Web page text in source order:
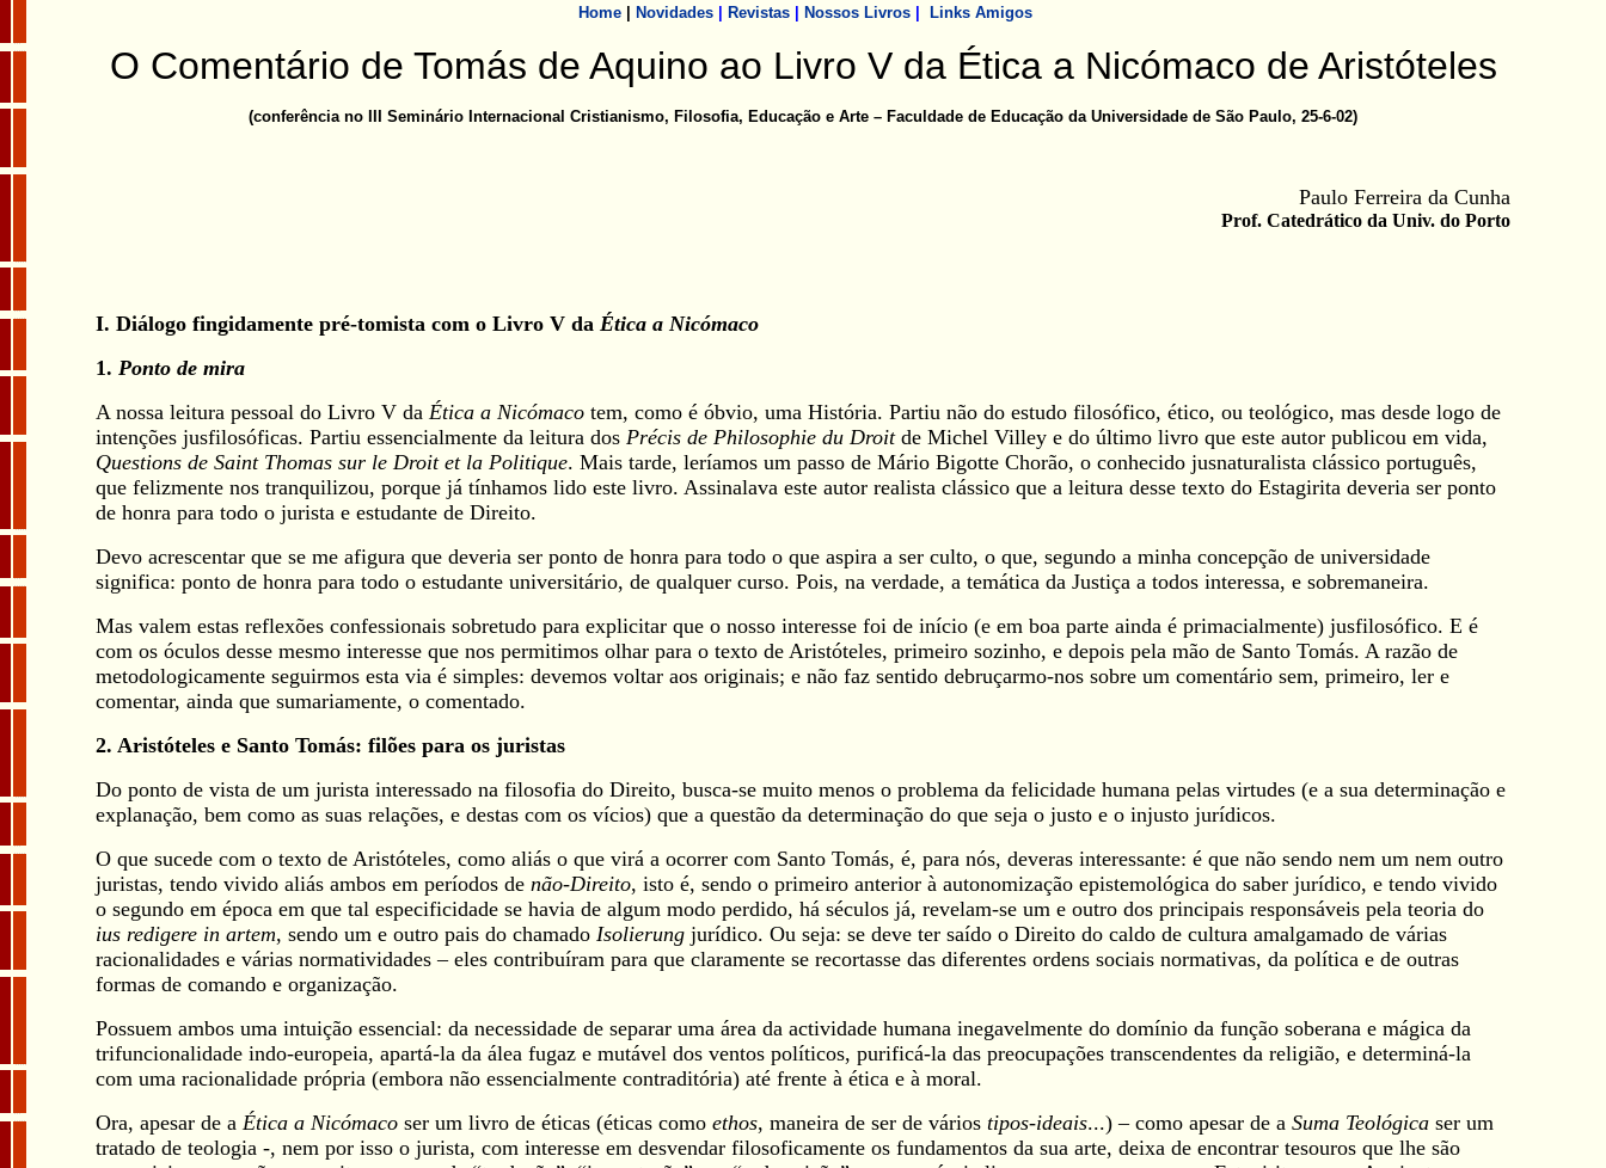
Home Novidades Revistas Nossos Livros Links Amigos
O Comentário de Tomás de Aquino ao Livro V da Ética a Nicómaco de Aristóteles
(conferência no III Seminário Internacional Cristianismo, Filosofia, Educação e Arte – Faculdade de Educação da Universidade de São Paulo, 25-6-02)
Paulo Ferreira da Cunha
Prof. Catedrático da Univ. do Porto
I. Diálogo fingidamente pré-tomista com o Livro V da Ética a Nicómaco
1. Ponto de mira
A nossa leitura pessoal do Livro V da Ética a Nicómaco tem, como é óbvio, uma História. Partiu não do estudo filosófico, ético, ou teológico, mas desde logo de
intenções jusfilosóficas. Partiu essencialmente da leitura dos Précis de Philosophie du Droit de Michel Villey e do último livro que este autor publicou em vida,
Questions de Saint Thomas sur le Droit et la Politique. Mais tarde, leríamos um passo de Mário Bigotte Chorão, o conhecido jusnaturalista clássico português,
que felizmente nos tranquilizou, porque já tínhamos lido este livro. Assinalava este autor realista clássico que a leitura desse texto do Estagirita deveria ser ponto
de honra para todo o jurista e estudante de Direito.
Devo acrescentar que se me afigura que deveria ser ponto de honra para todo o que aspira a ser culto, o que, segundo a minha concepção de universidade
significa: ponto de honra para todo o estudante universitário, de qualquer curso. Pois, na verdade, a temática da Justiça a todos interessa, e sobremaneira.
Mas valem estas reflexões confessionais sobretudo para explicitar que o nosso interesse foi de início (e em boa parte ainda é primacialmente) jusfilosófico. E é
com os óculos desse mesmo interesse que nos permitimos olhar para o texto de Aristóteles, primeiro sozinho, e depois pela mão de Santo Tomás. A razão de
metodologicamente seguirmos esta via é simples: devemos voltar aos originais; e não faz sentido debruçarmo-nos sobre um comentário sem, primeiro, ler e
comentar, ainda que sumariamente, o comentado.
2. Aristóteles e Santo Tomás: filões para os juristas
Do ponto de vista de um jurista interessado na filosofia do Direito, busca-se muito menos o problema da felicidade humana pelas virtudes (e a sua determinação e
explanação, bem como as suas relações, e destas com os vícios) que a questão da determinação do que seja o justo e o injusto jurídicos.
O que sucede com o texto de Aristóteles, como aliás o que virá a ocorrer com Santo Tomás, é, para nós, deveras interessante: é que não sendo nem um nem outro
juristas, tendo vivido aliás ambos em períodos de não-Direito, isto é, sendo o primeiro anterior à autonomização epistemológica do saber jurídico, e tendo vivido
o segundo em época em que tal especificidade se havia de algum modo perdido, há séculos já, revelam-se um e outro dos principais responsáveis pela teoria do
ius redigere in artem, sendo um e outro pais do chamado Isolierung jurídico. Ou seja: se deve ter saído o Direito do caldo de cultura amalgamado de várias
racionalidades e várias normatividades – eles contribuíram para que claramente se recortasse das diferentes ordens sociais normativas, da política e de outras
formas de comando e organização.
Possuem ambos uma intuição essencial: da necessidade de separar uma área da actividade humana inegavelmente do domínio da função soberana e mágica da
trifuncionalidade indo-europeia, apartá-la da álea fugaz e mutável dos ventos políticos, purificá-la das preocupações transcendentes da religião, e determiná-la
com uma racionalidade própria (embora não essencialmente contraditória) até frente à ética e à moral.
Ora, apesar de a Ética a Nicómaco ser um livro de éticas (éticas como ethos, maneira de ser de vários tipos-ideais...) – como apesar de a Suma Teológica ser um
tratado de teologia -, nem por isso o jurista, com interesse em desvendar filosoficamente os fundamentos da sua arte, deixa de encontrar tesouros que lhe são